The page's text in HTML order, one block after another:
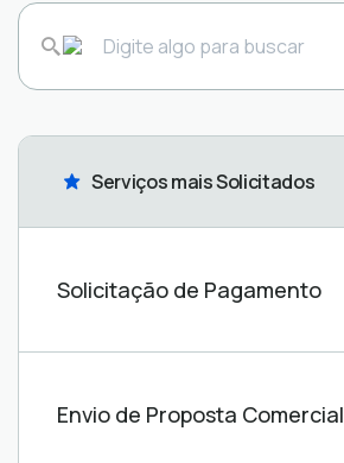
Serviços mais Solicitados
Solicitação de Pagamento
Envio de Proposta Comercial